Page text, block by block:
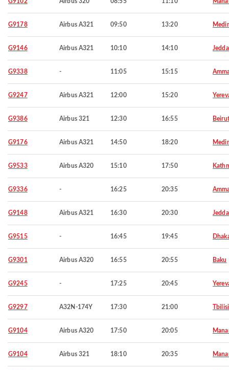
G9178 Airbus A321 09:50 13:20
G9146 Airbus A321 10:10 14:10
G9338 - 11:05 15:15
G9247 Airbus A321 12:00 15:20
G9386 Airbus 321 12:30 16:55 Beirut
G9176 Airbus A321 14:50 18:20
G9533 Airbus A320 15:10 17:50
G9336 - 16:25 20:35
G9148 Airbus A321 16:30 20:30
G9515 - 16:45 19:45
G9301 Airbus A320 16:55 20:55 Baku
G9245 - 17:25 20:45
G9297 A32N-174Y 17:30 21:00 Tbilisi
G9104 Airbus A320 17:50 20:05
G9104 Airbus 321 18:10 20:35